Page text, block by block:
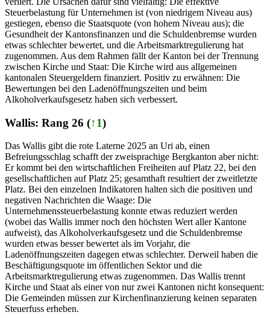
Steuerbelastung für Unternehmen ist (von niedrigem Niveau aus)
gestiegen, ebenso die Staatsquote (von hohem Niveau aus); die
Gesundheit der Kantonsfinanzen und die Schuldenbremse wurden
etwas schlechter bewertet, und die Arbeitsmarktregulierung hat
zugenommen. Aus dem Rahmen fällt der Kanton bei der Trennung
zwischen Kirche und Staat: Die Kirche wird aus allgemeinen
kantonalen Steuergeldern finanziert. Positiv zu erwähnen: Die
Bewertungen bei den Ladenöffnungszeiten und beim
Alkoholverkaufsgesetz haben sich verbessert.
Wallis: Rang 26 (↑1)
Das Wallis gibt die rote Laterne 2025 an Uri ab, einen
Befreiungsschlag schafft der zweisprachige Bergkanton aber nicht:
Er kommt bei den wirtschaftlichen Freiheiten auf Platz 22, bei den
gesellschaftlichen auf Platz 25; gesamthaft resultiert der zweitletzte
Platz. Bei den einzelnen Indikatoren halten sich die positiven und
negativen Nachrichten die Waage: Die
Unternehmenssteuerbelastung konnte etwas reduziert werden
(wobei das Wallis immer noch den höchsten Wert aller Kantone
aufweist), das Alkoholverkaufsgesetz und die Schuldenbremse
wurden etwas besser bewertet als im Vorjahr, die
Ladenöffnungszeiten dagegen etwas schlechter. Derweil haben die
Beschäftigungsquote im öffentlichen Sektor und die
Arbeitsmarktregulierung etwas zugenommen. Das Wallis trennt
Kirche und Staat als einer von nur zwei Kantonen nicht konsequent:
Die Gemeinden müssen zur Kirchenfinanzierung keinen separaten
Steuerfuss erheben.